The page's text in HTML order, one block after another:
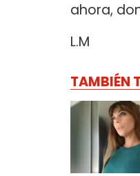
ahora,
L.M
TAMBIÉN